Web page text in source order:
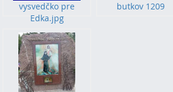
vysvedčko pre
Edka.jpg
butkov 1209